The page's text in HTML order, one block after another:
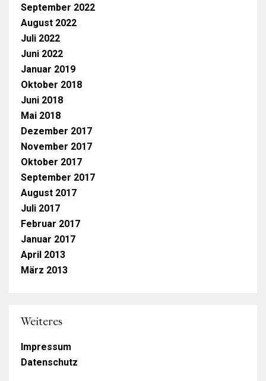
September 2022
August 2022
Juli 2022
Juni 2022
Januar 2019
Oktober 2018
Juni 2018
Mai 2018
Dezember 2017
November 2017
Oktober 2017
September 2017
August 2017
Juli 2017
Februar 2017
Januar 2017
April 2013
März 2013
Weiteres
Impressum
Datenschutz